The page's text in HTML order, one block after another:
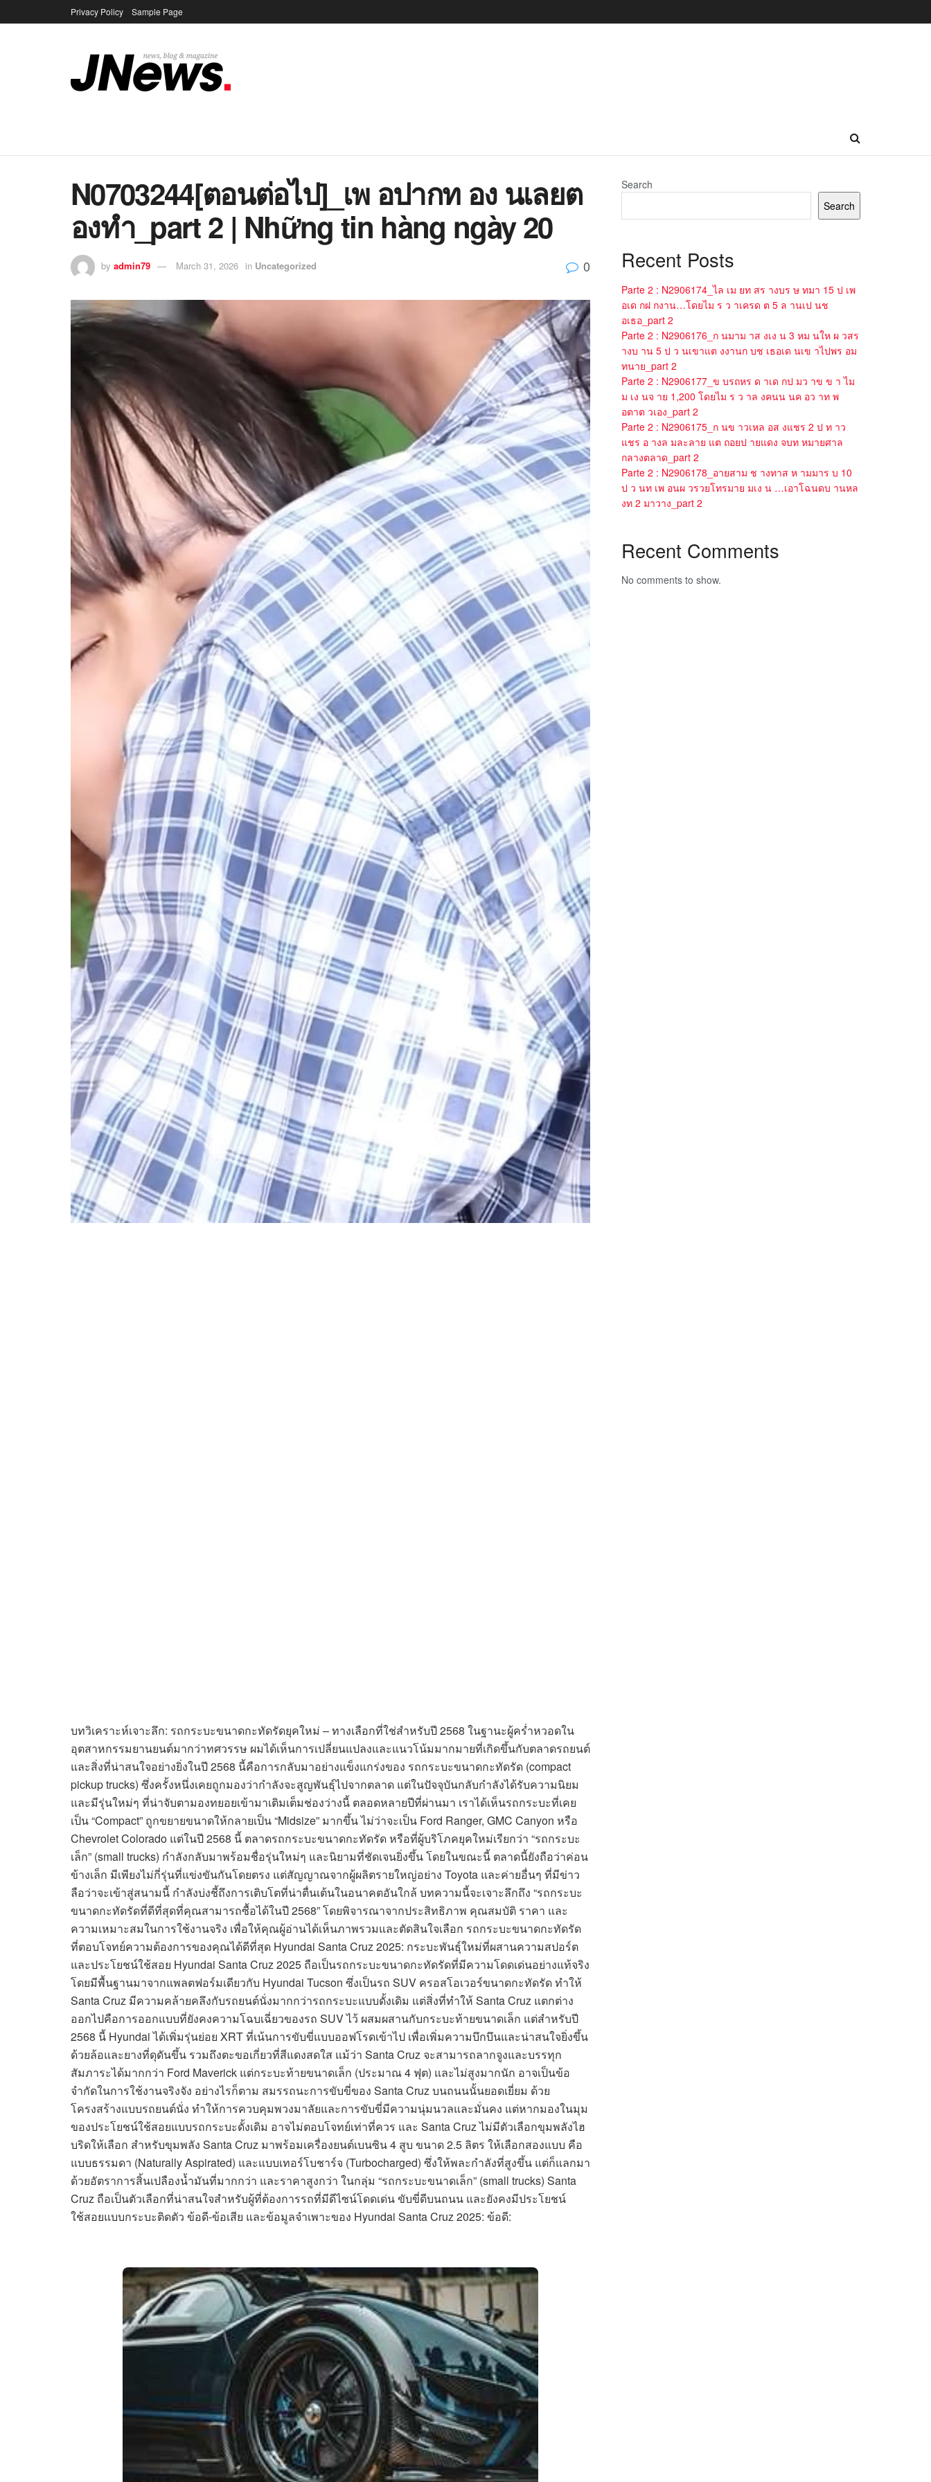
Privacy Policy Sample Page
N0703244[ตอนต่อไป]_เพ อปากท อง นเลยต
องทำ_part 2 | Những tin hàng ngày 20
by admin79 March 31, 2026 in Uncategorized 0
บทวิเคราะห์เจาะลึก: รถกระบะขนาดกะทัดรัดยุคใหม่ – ทางเลือกที่ใช่สำหรับปี 2568 ในฐานะผู้คร่ำหวอดใน
อุตสาหกรรมยานยนต์มากว่าทศวรรษ ผมได้เห็นการเปลี่ยนแปลงและแนวโน้มมากมายที่เกิดขึ้นกับตลาดรถยนต์
และสิ่งที่น่าสนใจอย่างยิ่งในปี 2568 นี้คือการกลับมาอย่างแข็งแกร่งของ รถกระบะขนาดกะทัดรัด (compact
pickup trucks) ซึ่งครั้งหนึ่งเคยถูกมองว่ากำลังจะสูญพันธุ์ไปจากตลาด แต่ในปัจจุบันกลับกำลังได้รับความนิยม
และมีรุ่นใหม่ๆ ที่น่าจับตามองทยอยเข้ามาเติมเต็มช่องว่างนี้ ตลอดหลายปีที่ผ่านมา เราได้เห็นรถกระบะที่เคย
เป็น “Compact” ถูกขยายขนาดให้กลายเป็น “Midsize” มากขึ้น ไม่ว่าจะเป็น Ford Ranger, GMC Canyon หรือ
Chevrolet Colorado แต่ในปี 2568 นี้ ตลาดรถกระบะขนาดกะทัดรัด หรือที่ผู้บริโภคยุคใหม่เรียกว่า “รถกระบะ
เล็ก” (small trucks) กำลังกลับมาพร้อมชื่อรุ่นใหม่ๆ และนิยามที่ชัดเจนยิ่งขึ้น โดยในขณะนี้ ตลาดนี้ยังถือว่าค่อน
ข้างเล็ก มีเพียงไม่กี่รุ่นที่แข่งขันกันโดยตรง แต่สัญญาณจากผู้ผลิตรายใหญ่อย่าง Toyota และค่ายอื่นๆ ที่มีข่าว
ลือว่าจะเข้าสู่สนามนี้ กำลังบ่งชี้ถึงการเติบโตที่น่าตื่นเต้นในอนาคตอันใกล้ บทความนี้จะเจาะลึกถึง “รถกระบะ
ขนาดกะทัดรัดที่ดีที่สุดที่คุณสามารถซื้อได้ในปี 2568” โดยพิจารณาจากประสิทธิภาพ คุณสมบัติ ราคา และ
ความเหมาะสมในการใช้งานจริง เพื่อให้คุณผู้อ่านได้เห็นภาพรวมและตัดสินใจเลือก รถกระบะขนาดกะทัดรัด
ที่ตอบโจทย์ความต้องการของคุณได้ดีที่สุด Hyundai Santa Cruz 2025: กระบะพันธุ์ใหม่ที่ผสานความสปอร์ต
และประโยชน์ใช้สอย Hyundai Santa Cruz 2025 ถือเป็นรถกระบะขนาดกะทัดรัดที่มีความโดดเด่นอย่างแท้จริง
โดยมีพื้นฐานมาจากแพลตฟอร์มเดียวกับ Hyundai Tucson ซึ่งเป็นรถ SUV ครอสโอเวอร์ขนาดกะทัดรัด ทำให้
Santa Cruz มีความคล้ายคลึงกับรถยนต์นั่งมากกว่ารถกระบะแบบดั้งเดิม แต่สิ่งที่ทำให้ Santa Cruz แตกต่าง
ออกไปคือการออกแบบที่ยังคงความโฉบเฉี่ยวของรถ SUV ไว้ ผสมผสานกับกระบะท้ายขนาดเล็ก แต่สำหรับปี
2568 นี้ Hyundai ได้เพิ่มรุ่นย่อย XRT ที่เน้นการขับขี่แบบออฟโรดเข้าไป เพื่อเพิ่มความบึกบึนและน่าสนใจยิ่งขึ้น
ด้วยล้อและยางที่ดุดันขึ้น รวมถึงตะขอเกี่ยวที่สีแดงสดใส แม้ว่า Santa Cruz จะสามารถลากจูงและบรรทุก
สัมภาระได้มากกว่า Ford Maverick แต่กระบะท้ายขนาดเล็ก (ประมาณ 4 ฟุต) และไม่สูงมากนัก อาจเป็นข้อ
จำกัดในการใช้งานจริงจัง อย่างไรก็ตาม สมรรถนะการขับขี่ของ Santa Cruz บนถนนนั้นยอดเยี่ยม ด้วย
โครงสร้างแบบรถยนต์นั่ง ทำให้การควบคุมพวงมาลัยและการขับขี่มีความนุ่มนวลและมั่นคง แต่หากมองในมุม
ของประโยชน์ใช้สอยแบบรถกระบะดั้งเดิม อาจไม่ตอบโจทย์เท่าที่ควร และ Santa Cruz ไม่มีตัวเลือกขุมพลังไฮ
บริดให้เลือก สำหรับขุมพลัง Santa Cruz มาพร้อมเครื่องยนต์เบนซิน 4 สูบ ขนาด 2.5 ลิตร ให้เลือกสองแบบ คือ
แบบธรรมดา (Naturally Aspirated) และแบบเทอร์โบชาร์จ (Turbocharged) ซึ่งให้พละกำลังที่สูงขึ้น แต่ก็แลกมา
ด้วยอัตราการสิ้นเปลืองน้ำมันที่มากกว่า และราคาสูงกว่า ในกลุ่ม “รถกระบะขนาดเล็ก” (small trucks) Santa
Cruz ถือเป็นตัวเลือกที่น่าสนใจสำหรับผู้ที่ต้องการรถที่มีดีไซน์โดดเด่น ขับขี่ดีบนถนน และยังคงมีประโยชน์
ใช้สอยแบบกระบะติดตัว ข้อดี-ข้อเสีย และข้อมูลจำเพาะของ Hyundai Santa Cruz 2025: ข้อดี:
Search
Search
Recent Posts
Parte 2 : N2906174_ไล เม ยท สร างบร ษ ทมา 15 ป เพ
อเด กฝ กงาน…โดยไม ร ว าเครด ต 5 ล านเป นช
อเธอ_part 2
Parte 2 : N2906176_ก นมาม าส งเง น 3 หม นให ผ วสร
างบ าน 5 ป ว นเขาแต งงานก บช เธอเด นเข าไปพร อม
ทนาย_part 2
Parte 2 : N2906177_ข บรถหร ด าเด กป มว าข ข า ไม
ม เง นจ าย 1,200 โดยไม ร ว าล งคนน นค อว าท พ
อตาต วเอง_part 2
Parte 2 : N2906175_ก นข าวเหล อส งแชร 2 ป ท าว
แชร อ างล มละลาย แต ถอยป ายแดง จบท หมายศาล
กลางตลาด_part 2
Parte 2 : N2906178_อายสาม ช างทาส ห ามมาร บ 10
ป ว นท เพ อนผ วรวยโทรมาย มเง น …เอาโฉนดบ านหล
งท 2 มาวาง_part 2
Recent Comments
No comments to show.